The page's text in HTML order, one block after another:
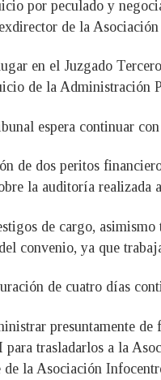
por peculado y
de la
en el Juzgado
de la Administración
espera continuar
de dos peritos
la auditoría
de cargo,
convenio, ya que
de cuatro días
presuntamente
trasladarlos a la
de la Asociación